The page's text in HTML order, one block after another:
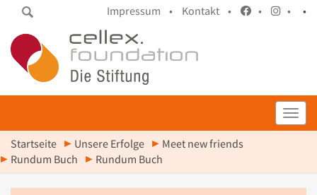
Impressum • Kontakt • • • •
Startseite Unsere Erfolge
Meet new friends
Rundum Buch
Rundum Buch